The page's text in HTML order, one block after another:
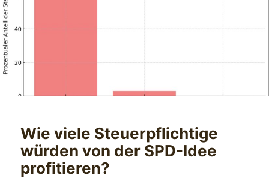
Wie viele Steuerpflichtige
würden von der SPD-Idee
profitieren?